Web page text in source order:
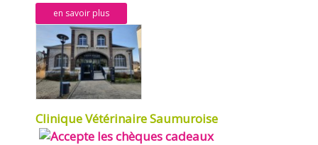
en savoir plus
Clinique Vétérinaire Saumuroise